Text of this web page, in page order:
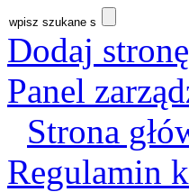
Dodaj
Panel
Strona
Regulamin